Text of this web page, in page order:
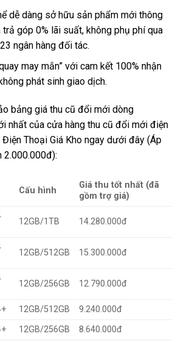
dễ dàng sở hữu sản phẩm mới thông
góp 0% lãi suất, không phụ phí qua
ngân hàng đối tác.
may mắn” với cam kết 100% nhận
phát sinh giao dịch.
bảng giá thu cũ đổi mới dòng
nhất của cửa hàng thu cũ đổi mới điện
Thoại Giá Kho ngay dưới đây (Áp
2.000.000đ):
Cấu hình
Giá thu tốt nhất (đã
gồm trợ giá)
12GB/1TB 14.280.000đ
12GB/512GB 15.300.000đ
12GB/256GB 12.790.000đ
12GB/512GB
9.240.000đ
12GB/256GB
8.640.000đ